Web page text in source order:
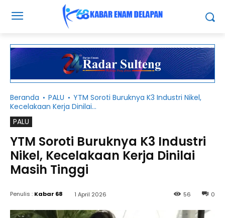
Beranda PALU
YTM Soroti Buruknya K3 Industri Nikel,
Kecelakaan Kerja Dinilai...
PALU
YTM Soroti Buruknya K3 Industri
Nikel, Kecelakaan Kerja Dinilai
Masih Tinggi
Penulis : Kabar 68 1 April 2026 0
56